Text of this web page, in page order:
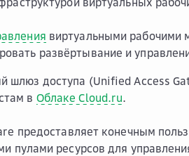
виртуальными рабочими
развёртывание и
шлюз доступа (Unified Access
в Облаке Cloud.ru.
предоставляет конечным
пулами ресурсов для